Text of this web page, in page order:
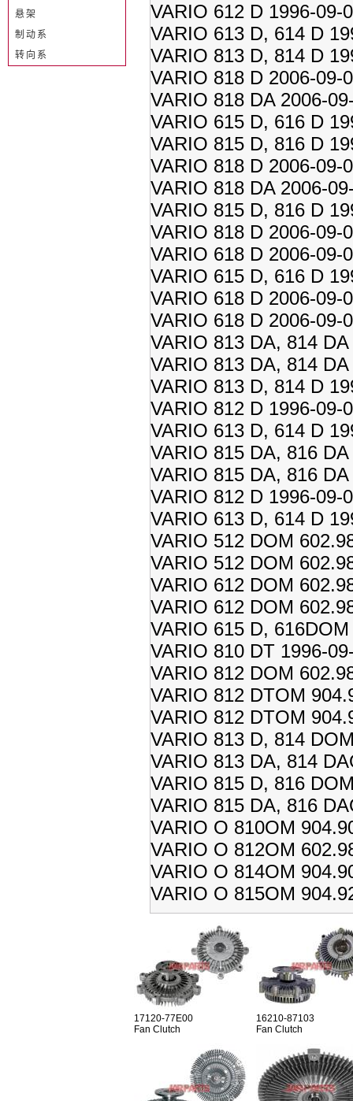
VARIO 612 D 1996-09-
VARIO 613 D, 614 D
VARIO 813 D, 814 D
VARIO 818 D 2006-09-
VARIO 818 DA 2006-
VARIO 615 D, 616 D
VARIO 815 D, 816 D
VARIO 818 D 2006-09-
VARIO 818 DA 2006-
VARIO 815 D, 816 D
VARIO 818 D 2006-09-
VARIO 618 D 2006-09-
VARIO 615 D, 616 D
VARIO 618 D 2006-09-
VARIO 618 D 2006-09-
VARIO 813 DA, 814
VARIO 813 DA, 814
VARIO 813 D, 814 D
VARIO 812 D 1996-09-
VARIO 613 D, 614 D
VARIO 815 DA, 816
VARIO 815 DA, 816
VARIO 812 D 1996-09-
VARIO 613 D, 614 D
VARIO 512 DOM
VARIO 512 DOM
VARIO 612 DOM
VARIO 612 DOM
VARIO 615 D,
VARIO 810 DT 1996-
VARIO 812 DOM
VARIO 812 DTOM
VARIO 812 DTOM
VARIO 813 D, 814
VARIO 813 DA, 814
VARIO 815 D, 816
VARIO 815 DA, 816
VARIO O 810OM
VARIO O 812OM
VARIO O 814OM
VARIO O 815OM
17120-77E00
Fan Clutch
16210-87103
Fan Clutch
悬架
制动系
转向系